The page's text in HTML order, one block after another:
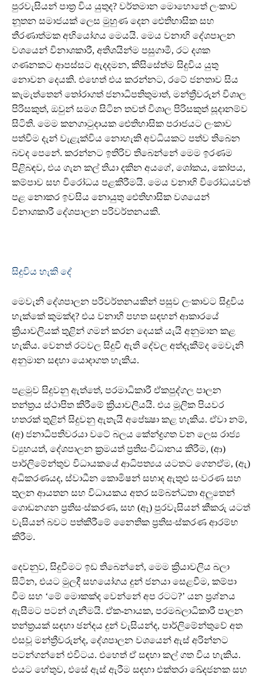
පුරවැසියන් පාත්‍ර විය යුතුද? වර්තමාන මොහොතේ ලංකාව
නූතන සමාජයක් ලෙස මුහුණ දෙන ඓතිහාසික සහ
තීරණාත්මක අභියෝගය මෙයයි. මෙය වනාහි දේශපාලන
වශයෙන් විනාශකාරී, අතිශයින්ම පසුගාමී, රට දශක
ගණනකට ආපස්සට ඇදදමන, කිසිසේත්ම සිදුවිය යුතු
නොවන දෙයකි. එහෙත් එය කරන්නට, රටේ ජනතාව සිය
කැමැත්තෙන් තෝරාගත් ජනාධිපතිතුමාත්, මන්ත්‍රීවරුන් විශාල
පිරිසකුත්, ඔවුන් සමග සිටින තවත් විශාල පිරිසකුත් සූදානම්ව
සිටිති. මෙම කනගාටුදායක ඓතිහාසික පරාජයට ලංකාව
පත්වීම දැන් වැළැක්විය නොහැකි අවධියකට පත්ව තිබෙන
බවද පෙනේ. කරන්නට ඉතිරිව තිබෙන්නේ මෙම ඉරණම
පිළිබඳව, එය ගැන කල් තියා දකින අයගේ, ශෝකය, කෝපය,
කම්පාව සහ විරෝධය පළකිරීමයි. මෙය වනාහි විරෝධයවත්
පළ නොකර ඉවසිය නොයුතු ඓතිහාසික වශයෙන්
විනාශකාරී දේශපාලන පරිවර්තනයකි.
සිදුවිය හැකි දේ
මෙවැනි දේශපාලන පරිවර්තනයකින් පසුව ලංකාවට සිදුවිය
හැක්කේ කුමක්ද? එය වනාහි පහත සඳහන් ආකාරයේ
ක්‍රියාවලියක් තුළින් ගමන් කරන දෙයක් යැයි අනුමාන කළ
හැකිය. වෙනත් රටවල සිදුවී ඇති දේවල අත්දැකීම්ද මෙවැනි
අනුමාන සඳහා යොදාගත හැකිය.
පළමුව සිදුවනු ඇත්තේ, පරමාධිකාරී ඒකපුද්ගල පාලන
තන්ත්‍රය ස්ථාපිත කිරීමේ ක්‍රියාවලියයි. එය මූලික පියවර
හතරක් තුළින් සිදුවනු ඇතැයි අපේක්‍ෂා කළ හැකිය. ඒවා නම්,
(අ) ජනාධිපතිවරයා වටේ බලය කේන්ද්‍රගත වන ලෙස රාජ්‍ය
ව්‍යුහයත්, දේශපාලන ක්‍රමයත් ප්‍රතිසංවිධානය කිරීම, (ආ)
පාර්ලිමේන්තුව විධායකයේ ආධිපත්‍යය යටතට ගෙනඒම, (ඇ)
අධිකරණයද, ස්වාධීන කොමිෂන් සභාද ඇතුළු සංවරණ සහ
තුලන ආයතන සහ විධායකය අතර සම්බන්ධතා අලුතෙන්
ගොඩනගන ප්‍රතිසංස්කරණ, සහ (ඈ) පුරවැසියන් කීකරු යටත්
වැසියන් බවට පත්කිරීමේ නෛතික ප්‍රතිසංස්කරණ ආරම්භ
කිරීම.
දෙවනුව, සිදුවීමට ඉඩ තිබෙන්නේ, මෙම ක්‍රියාවලිය බලා
සිටින, එයට මුලදී සහයෝගය දුන් ජනයා සෙළවීම, කම්පා
වීම සහ ‘මේ මොකක්ද වෙන්නේ අප රටට?’ යන ප්‍රශ්නය
ඇසීමට පටන් ගැනීමයි. ඒක-නායක, පරමබලාධිකාරී පාලන
තන්ත්‍රයක් සඳහා ඡන්දය දුන් වැසියන්ද, පාර්ලිමේන්තුවේ අත
එසවූ මන්ත්‍රීවරුන්ද, දේශපාලන වශයෙන් ඇස් අරින්නට
පටන්ගන්නේ එවිටය. එහෙත් ඒ සඳහා කල් ගත විය හැකිය.
එයට හේතුව, එසේ ඇස් ඇරීම සඳහා එක්තරා ඛේදජනක සහ